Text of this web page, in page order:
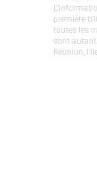
entre
toutes les
Réunion, l'Ile